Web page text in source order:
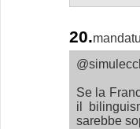
20.
Se la
il
sarebbe